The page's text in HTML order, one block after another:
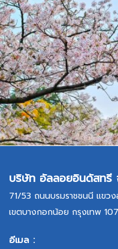
บริษัท อัลลอยอินดัสทรี
71/53 ถนนบรมราชชนนี แขว
เขตบางกอกน้อย กรุงเทพ
อีเมล :